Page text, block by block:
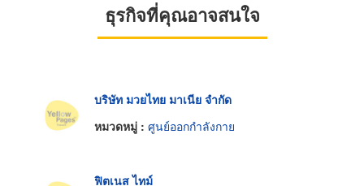
ธุรกิจที่คุณอาจสนใจ
บริษัท มวยไทย มาเนีย จำกัด
หมวดหมู่ : ศูนย์ออกกำลังกาย
ฟิตเนส ไทม์